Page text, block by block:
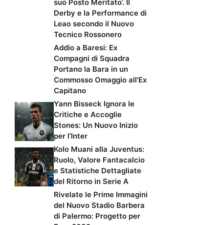
suo Posto Meritato’. Il
Derby e la Performance di
Leao secondo il Nuovo
Tecnico Rossonero
Addio a Baresi: Ex
Compagni di Squadra
Portano la Bara in un
Commosso Omaggio all’Ex
Capitano
Yann Bisseck Ignora le
Critiche e Accoglie
Stones: Un Nuovo Inizio
per l’Inter
Kolo Muani alla Juventus:
Ruolo, Valore Fantacalcio
e Statistiche Dettagliate
del Ritorno in Serie A
Rivelate le Prime Immagini
del Nuovo Stadio Barbera
di Palermo: Progetto per